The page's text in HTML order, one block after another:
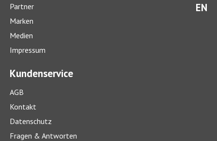
EN
Partner
Marken
Medien
Impressum
Kundenservice
AGB
Kontakt
Datenschutz
Fragen & Antworten